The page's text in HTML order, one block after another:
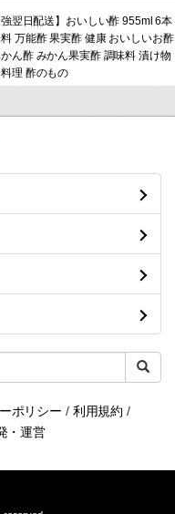
翌日配送】おいしい酢 955ml 6本
万能酢 果実酢 健康 おいしいお酢
ん酢 みかん果実酢 調味料 漬け物
理 酢のもの
ポリシー / 利用規約 /
・運営